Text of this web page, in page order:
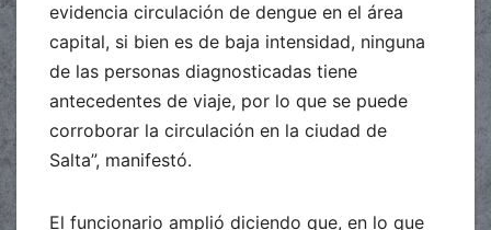
evidencia circulación de dengue en el área
capital, si bien es de baja intensidad, ninguna
de las personas diagnosticadas tiene
antecedentes de viaje, por lo que se puede
corroborar la circulación en la ciudad de
Salta”, manifestó.
El funcionario amplió diciendo que, en lo que